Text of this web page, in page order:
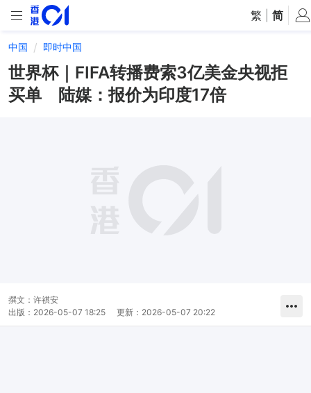
繁 简
中国 即时中国
世界杯｜FIFA转播费索3亿美金央视拒
买单 陆媒：报价为印度17倍
撰文： 许祺安
出版： 2026-05-07 18:25 更新： 2026-05-07 20:22